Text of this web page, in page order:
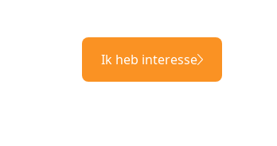
Ik heb interesse